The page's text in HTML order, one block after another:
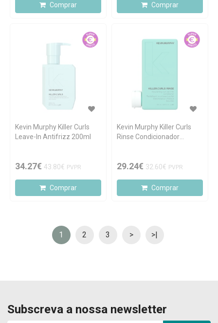
Comprar Comprar
Kevin Murphy Killer Curls
Leave-In Antifrizz 200ml
34.27€ 43.80€ PVPR
Comprar
Kevin Murphy Killer Curls
Rinse Condicionador
29.24€ 32.60€ PVPR
Comprar
1 2 3 > >|
Subscreva a nossa newsletter